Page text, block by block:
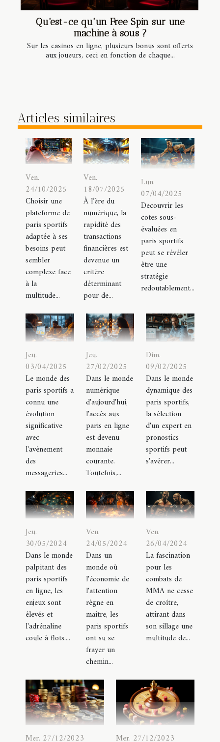
Qu'est-ce qu'un Free Spin sur une
machine à sous ?
Sur les casinos en ligne, plusieurs bonus sont offerts
aux joueurs, ceci en fonction de chaque...
Articles similaires
Ven.
24/10/2025
Choisir une
plateforme de
paris sportifs
adaptée à ses
besoins peut
sembler
complexe face
à la
multitude...
Ven.
18/07/2025
À l’ère du
numérique, la
rapidité des
transactions
financières est
devenue un
critère
déterminant
pour de...
Lun.
07/04/2025
Decouvrir les
cotes sous-
évaluées en
paris sportifs
peut se révéler
être une
stratégie
redoutablement...
Jeu.
03/04/2025
Le monde des
paris sportifs a
connu une
évolution
significative
avec
l'avènement
des
messageries...
Jeu.
27/02/2025
Dans le monde
numérique
d'aujourd'hui,
l'accès aux
paris en ligne
est devenu
monnaie
courante.
Toutefois,...
Dim.
09/02/2025
Dans le monde
dynamique des
paris sportifs,
la sélection
d'un expert en
pronostics
sportifs peut
s'avérer...
Jeu.
30/05/2024
Dans le monde
palpitant des
paris sportifs
en ligne, les
enjeux sont
élevés et
l'adrénaline
coule à flots....
Ven.
24/05/2024
Dans un
monde où
l'économie de
l'attention
règne en
maître, les
paris sportifs
ont su se
frayer un
chemin...
Ven.
26/04/2024
La fascination
pour les
combats de
MMA ne cesse
de croître,
attirant dans
son sillage une
multitude de...
Mer. 27/12/2023 Mer. 27/12/2023